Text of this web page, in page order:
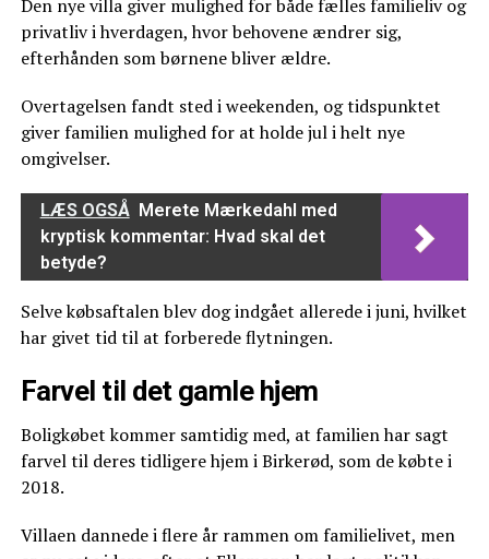
Den nye villa giver mulighed for både fælles familieliv og
privatliv i hverdagen, hvor behovene ændrer sig,
efterhånden som børnene bliver ældre.
Overtagelsen fandt sted i weekenden, og tidspunktet
giver familien mulighed for at holde jul i helt nye
omgivelser.
LÆS OGSÅ Merete Mærkedahl med
kryptisk kommentar: Hvad skal det
betyde?
Selve købsaftalen blev dog indgået allerede i juni, hvilket
har givet tid til at forberede flytningen.
Farvel til det gamle hjem
Boligkøbet kommer samtidig med, at familien har sagt
farvel til deres tidligere hjem i Birkerød, som de købte i
2018.
Villaen dannede i flere år rammen om familielivet, men